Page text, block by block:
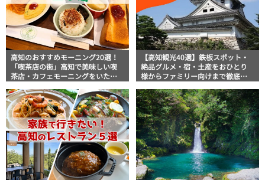
高知のおすすめモーニング20選！
「喫茶店の街」高知で美味しい喫
茶店・カフェモーニングをいただ
【高知観光40選】鉄板スポット・
絶品グルメ・宿・土産をおひとり
様からファミリー向けまで徹底解